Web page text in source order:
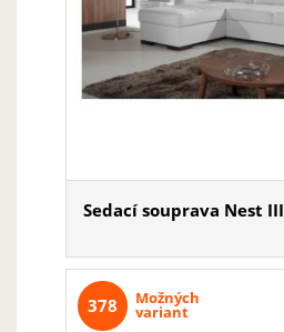
Sedací souprava Nest III
Možných
variant
378